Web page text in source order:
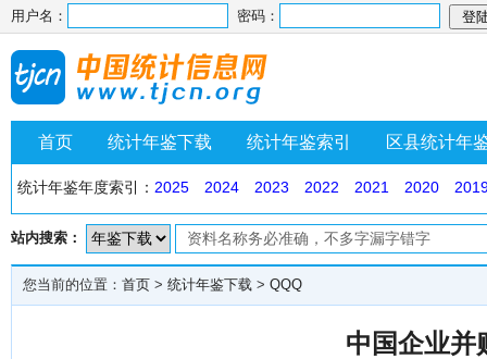
用户名： 密码：
首页 统计年鉴下载 统计年鉴索引 区县统计年
统计年鉴年度索引： 2025 2024 2023 2022 2021 2020
站内搜索：
您当前的位置： 首页 > 统计年鉴下载 > QQQ
中国企业并